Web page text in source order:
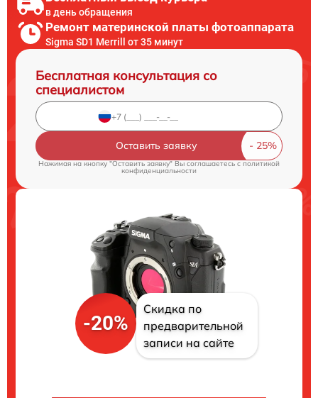
в день обращения
Ремонт материнской платы фотоаппарата
Sigma SD1 Merrill от 35 минут
Бесплатная консультация со
специалистом
Оставить заявку
Нажимая на кнопку "Оставить заявку" Вы соглашаетесь c политикой
конфиденциальности
-20%
Скидка по
предварительной
записи на сайте